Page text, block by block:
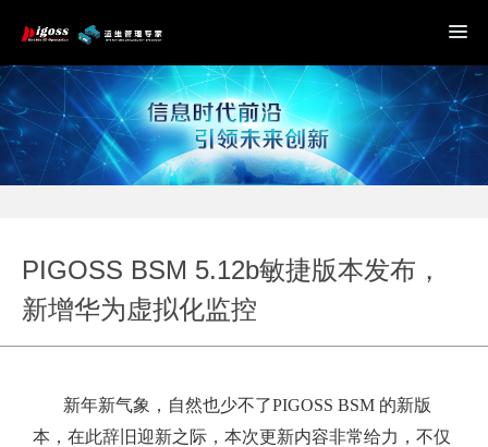
PIGOSS BSM 5.12b敏捷版本发布，
新增华为虚拟化监控
新年新气象，自然也少不了PIGOSS BSM 的新版
本，在此辞旧迎新之际，本次更新内容非常给力，不仅